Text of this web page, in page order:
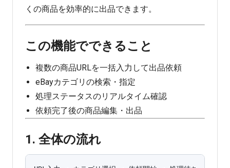
くの商品を効率的に出品できます。
この機能でできること
複数の商品URLを一括入力して出品依頼
eBayカテゴリの検索・指定
処理ステータスのリアルタイム確認
依頼完了後の商品編集・出品
1. 全体の流れ